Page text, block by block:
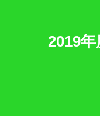
2019